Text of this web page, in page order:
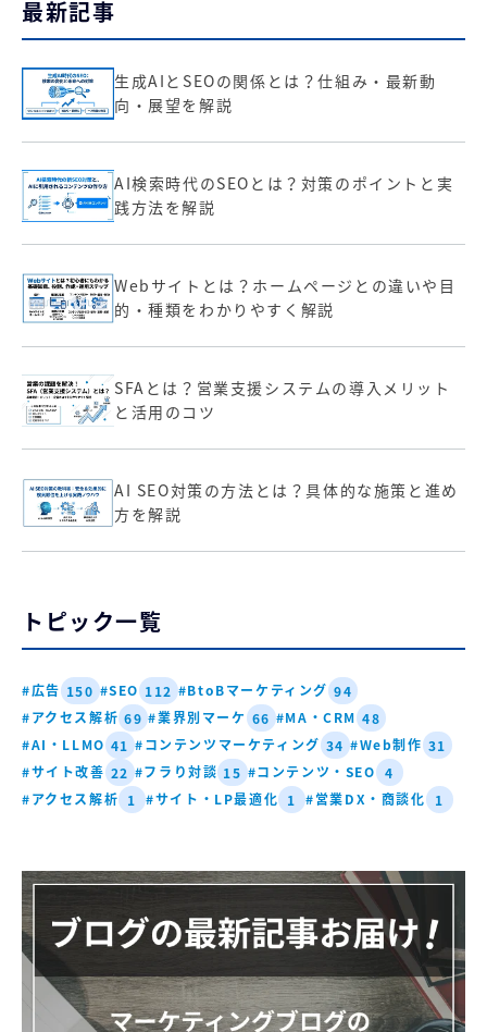
最新記事
生成AIとSEOの関係とは？仕組み・最新動
向・展望を解説
AI検索時代のSEOとは？対策のポイントと実
践方法を解説
Webサイトとは？ホームページとの違いや目
的・種類をわかりやすく解説
SFAとは？営業支援システムの導入メリット
と活用のコツ
AI SEO対策の方法とは？具体的な施策と進め
方を解説
トピック一覧
#広告 150 #SEO 112 #BtoBマーケティング 94
#アクセス解析 69 #業界別マーケ 66 #MA・CRM 48
#AI・LLMO 41 #コンテンツマーケティング 34 #Web制作 31
#サイト改善 22 #フラり対談 15 #コンテンツ・SEO 4
#アクセス解析 1 #サイト・LP最適化 1 #営業DX・商談化 1